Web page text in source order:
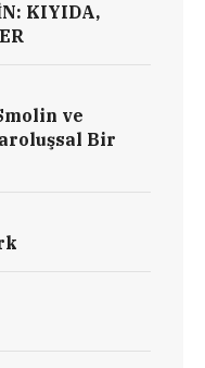
KIYIDA,
ve
Bir